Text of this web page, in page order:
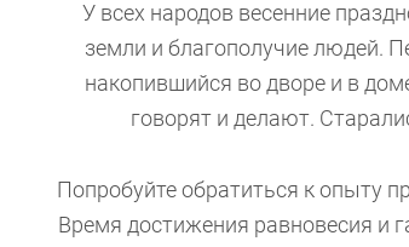
У всех народов весенние
земли и благополучие людей.
накопившийся во дворе и в
говорят и делают.
Попробуйте обратиться к опыту
Время достижения равновесия и